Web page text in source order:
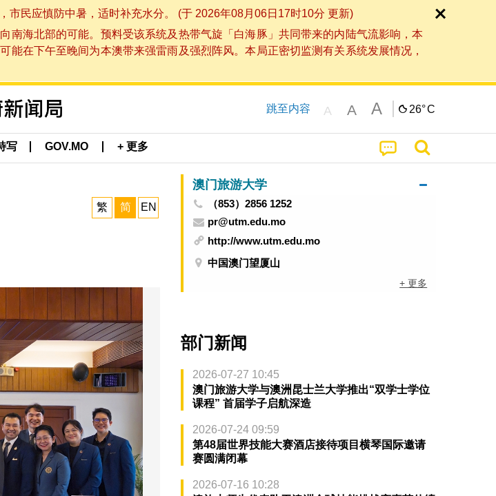
民应慎防中暑，适时补充水分。 (于 2026年08月06日17时10分 更新)
海北部的可能。预料受该系统及热带气旋「白海豚」共同带来的内陆气流影响，本
在下午至晚间为本澳带来强雷雨及强烈阵风。本局正密切监测有关系统发展情况，
跳至内容 A A A 26°C
写 GOV.MO + 更多
繁 简 EN
澳门旅游大学
（853）2856 1252
pr@utm.edu.mo
http://www.utm.edu.mo
中国澳门望厦山
+ 更多
部门新闻
2026-07-27 10:45
澳门旅游大学与澳洲昆士兰大学推出“双学士学位
课程” 首届学子启航深造
2026-07-24 09:59
第48届世界技能大赛酒店接待项目横琴国际邀请
赛圆满闭幕
2026-07-16 10:28